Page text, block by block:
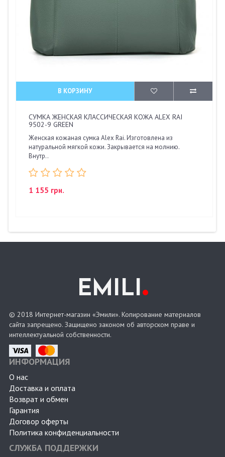
В КОРЗИНУ
СУМКА ЖЕНСКАЯ КЛАССИЧЕСКАЯ КОЖА ALEX RAI
9502-9 GREEN
Женская кожаная сумка Alex Rai. Изготовлена из
натуральной мягкой кожи. Закрывается на молнию.
Внутр..
1 155 грн.
EMILI.
© 2018 Интернет-магазин «Эмили». Копирование материалов
сайта запрещено. Защищено законом об авторском праве и
интеллектуальной собственности.
ИНФОРМАЦИЯ
О нас
Доставка и оплата
Возврат и обмен
Гарантия
Договор оферты
Политика конфиденциальности
СЛУЖБА ПОДДЕРЖКИ